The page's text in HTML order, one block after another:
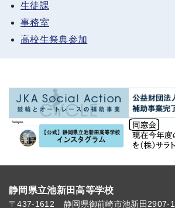
生徒課
事務室
高校生祭典参加
静岡県立池新田高等学校
〒437-1612 静岡県御前崎市池新田2907-1